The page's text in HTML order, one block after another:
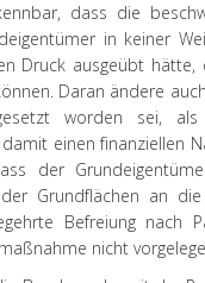
dass die
in keiner
Druck ausgeübt
Daran ändere
worden sei,
einen finanziellen
der
Grundflächen an
Befreiung nach
nicht